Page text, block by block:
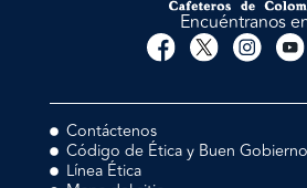
Encuéntranos
Contáctenos
Código de Ética y Buen Gobierno
Línea Ética